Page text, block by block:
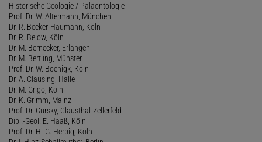
Historische Geologie / Paläontologie
Prof. Dr. W. Altermann, München
Dr. R. Becker-Haumann, Köln
Dr. R. Below, Köln
Dr. M. Bernecker, Erlangen
Dr. M. Bertling, Münster
Prof. Dr. W. Boenigk, Köln
Dr. A. Clausing, Halle
Dr. M. Grigo, Köln
Dr. K. Grimm, Mainz
Prof. Dr. Gursky, Clausthal-Zellerfeld
Dipl.-Geol. E. Haaß, Köln
Prof. Dr. H.-G. Herbig, Köln